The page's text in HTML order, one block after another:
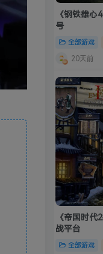
《钢铁雄
号
全部游戏
20天前
《帝国时
战平台
全部游戏